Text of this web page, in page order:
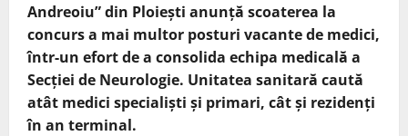
Andreoiu” din Ploiești anunță scoaterea la
concurs a mai multor posturi vacante de medici,
într-un efort de a consolida echipa medicală a
Secției de Neurologie. Unitatea sanitară caută
atât medici specialiști și primari, cât și rezidenți
în an terminal.